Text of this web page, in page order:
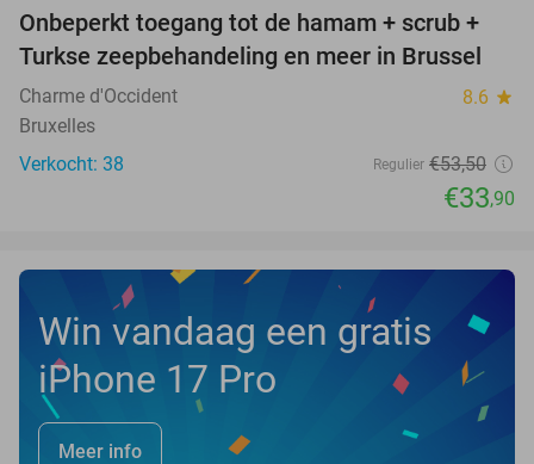
37%
Onbeperkt toegang tot de hamam + scrub +
Turkse zeepbehandeling en meer in Brussel
Charme d'Occident 8.6 star
Bruxelles
Verkocht: 38
Regulier €53,50
€33,90
Win vandaag een gratis
iPhone 17 Pro
Meer info